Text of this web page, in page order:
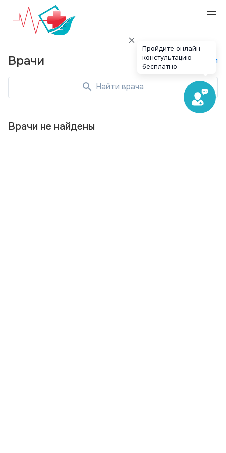
Врачи Специальности
Найти врача
Врачи не найдены
Пройдите онлайн
констультацию
бесплатно